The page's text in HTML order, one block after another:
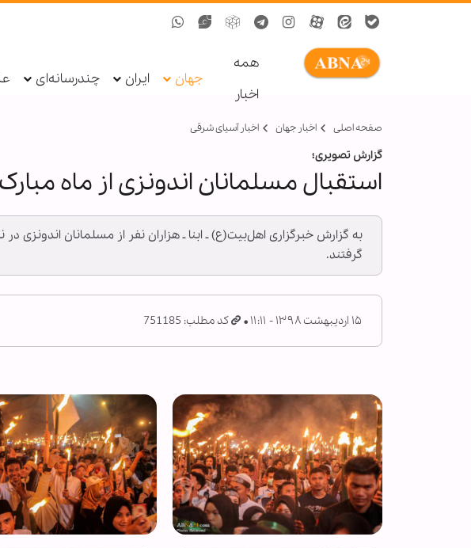
همه
اخبار
جهان ایران چندرسانه‌ای
صفحه اصلی اخبار جهان اخبار آسیای شرقی
گزارش تصویری؛
استقبال مسلمانان اندونزی از ماه
به گزارش خبرگزاری اهل‌بیت(ع) ـ ابنا ـ هزاران نفر از مسلمانان
گرفتند.
۱۵ اردیبهشت ۱۳۹۸ - ۱۱:۱۱ کد مطلب: 751185